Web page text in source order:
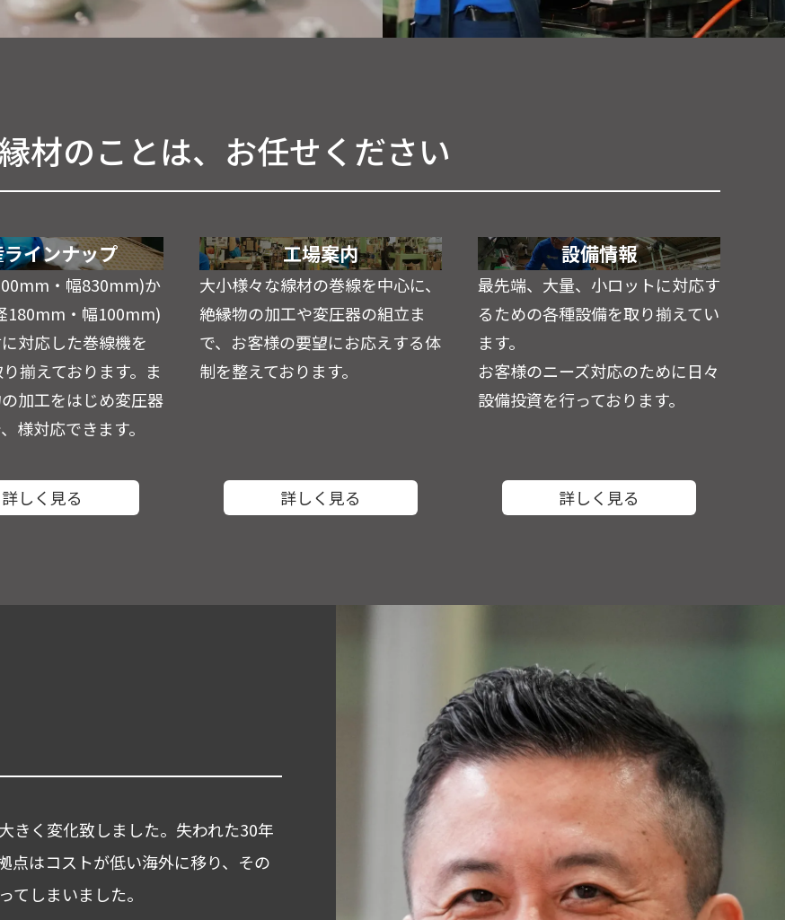
材のことは、お任せください
インナップ
・幅830mm)か
180mm・幅100mm)
対応した巻線機を
揃えております。ま
加工をはじめ変圧器
様対応できます。
詳しく見る
工場案内
大小様々な線材の巻線を中心に、
絶縁物の加工や変圧器の組立ま
で、お客様の要望にお応えする体
制を整えております。
詳しく見る
設備情報
最先端、大量、小ロットに対応す
るための各種設備を取り揃えてい
ます。
お客様のニーズ対応のために日々
設備投資を行っております。
詳しく見る
きく変化致しました。失われた30年
点はコストが低い海外に移り、その
しまいました。